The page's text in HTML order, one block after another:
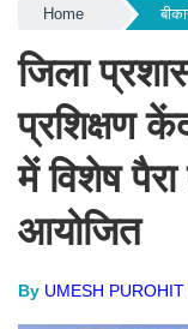
Home
जिला
प्रशिक्षण
में विशेष
आयोजित
By UMESH PUROHIT